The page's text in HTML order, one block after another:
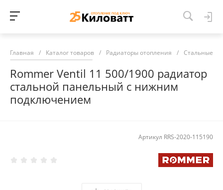
Главная / Каталог товаров / Радиаторы отопления / Стальные
Rommer Ventil 11 500/1900 радиатор
стальной панельный с нижним
подключением
Артикул RRS-2020-115190